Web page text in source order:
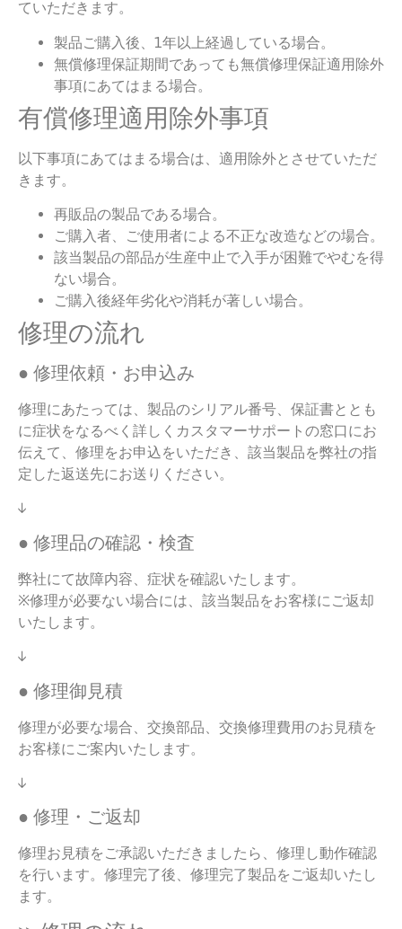
ていただきます。
製品ご購入後、1年以上経過している場合。
無償修理保証期間であっても無償修理保証適用除外
事項にあてはまる場合。
有償修理適用除外事項
以下事項にあてはまる場合は、適用除外とさせていただ
きます。
再販品の製品である場合。
ご購入者、ご使用者による不正な改造などの場合。
該当製品の部品が生産中止で入手が困難でやむを得
ない場合。
ご購入後経年劣化や消耗が著しい場合。
修理の流れ
● 修理依頼・お申込み
修理にあたっては、製品のシリアル番号、保証書ととも
に症状をなるべく詳しくカスタマーサポートの窓口にお
伝えて、修理をお申込をいただき、該当製品を弊社の指
定した返送先にお送りください。
↓
● 修理品の確認・検査
弊社にて故障内容、症状を確認いたします。
※修理が必要ない場合には、該当製品をお客様にご返却
いたします。
↓
● 修理御見積
修理が必要な場合、交換部品、交換修理費用のお見積を
お客様にご案内いたします。
↓
● 修理・ご返却
修理お見積をご承認いただきましたら、修理し動作確認
を行います。修理完了後、修理完了製品をご返却いたし
ます。